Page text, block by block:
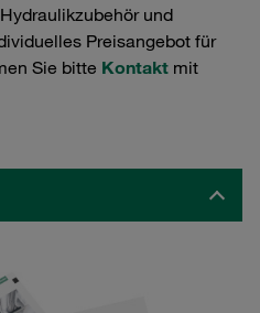
und
Preisangebot für
Sie bitte Kontakt mit